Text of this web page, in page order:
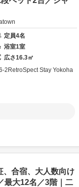
定員4名
浴室1室
広さ16.3㎡
2 RetroSpect Stay Yokoha
、合宿、大人数向け
最大12名／3階｜二